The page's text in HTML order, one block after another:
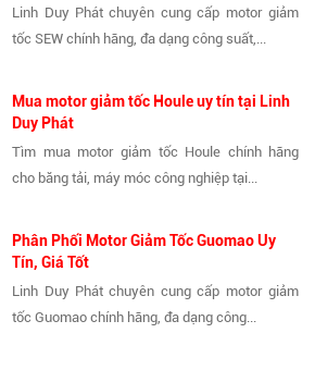
Linh Duy Phát chuyên cung cấp motor giảm
tốc SEW chính hãng, đa dạng công suất,...
Mua motor giảm tốc Houle uy tín tại Linh
Duy Phát
Tìm mua motor giảm tốc Houle chính hãng
cho băng tải, máy móc công nghiệp tại...
Phân Phối Motor Giảm Tốc Guomao Uy
Tín, Giá Tốt
Linh Duy Phát chuyên cung cấp motor giảm
tốc Guomao chính hãng, đa dạng công...